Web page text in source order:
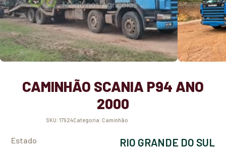
CAMINHÃO SCANIA P94 ANO
2000
SKU: 17924 Categoria: Caminhão
Estado RIO GRANDE DO SUL